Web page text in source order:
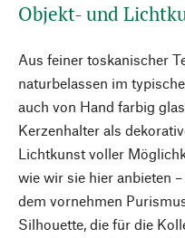
Objekt- und
Aus feiner toskanischer
naturbelassen im
auch von Hand farbig
Kerzenhalter als
Lichtkunst voller
wie wir sie hier anbieten
dem vornehmen
Silhouette, die für die